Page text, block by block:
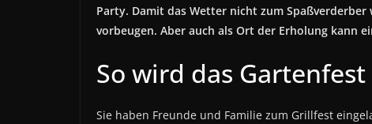
Party. Damit das Wetter nicht zum
vorbeugen. Aber auch als Ort der Erholung kann
So wird das
Sie haben Freunde und Familie zum Grillfest